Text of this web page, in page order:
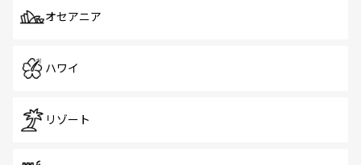
オセアニア
ハワイ
リゾート